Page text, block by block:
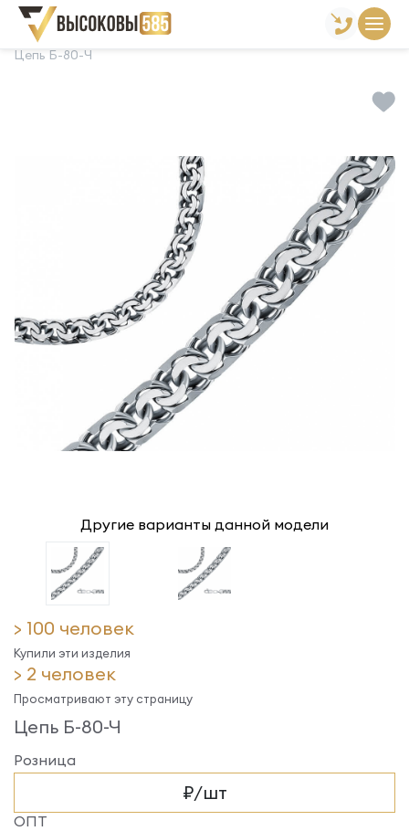
Главная Склад готовой продукции
Цепь Б-80-Ч
Другие варианты данной модели
> 100 человек
Купили эти изделия
> 2 человек
Просматривают эту страницу
Цепь Б-80-Ч
Розница
₽/шт
ОПТ